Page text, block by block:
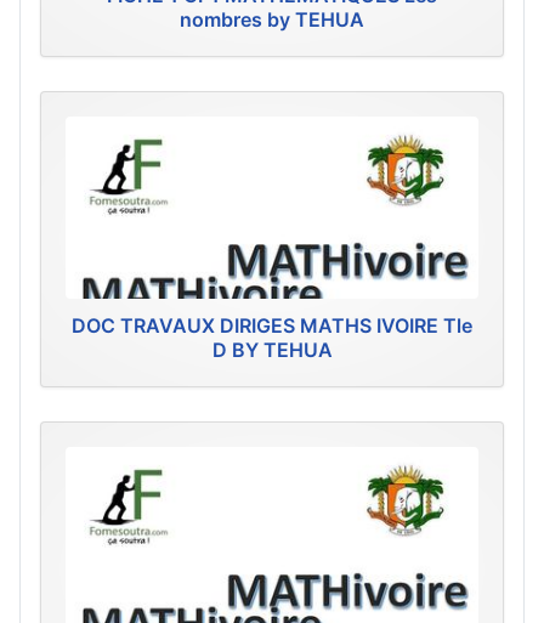
nombres by TEHUA
DOC TRAVAUX DIRIGES MATHS IVOIRE Tle
D BY TEHUA